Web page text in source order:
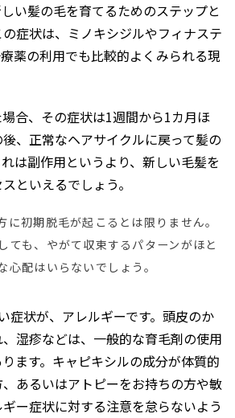
い髪の毛を育てるためのステップと
症状は、ミノキシジルやフィナステ
薬の利用でも比較的よくみられる現
合、その症状は1週間から1カ月ほ
、正常なヘアサイクルに戻って髪の
は副作用というより、新しい毛髪を
といえるでしょう。
に初期脱毛が起こるとは限りません。
ても、やがて収束するパターンがほと
心配はいらないでしょう。
症状が、アレルギーです。頭皮のか
湿疹などは、一般的な育毛剤の使用
ます。キャピキシルの成分が体質的
あるいはアトピーをお持ちの方や敏
ー症状に対する注意を怠らないよう